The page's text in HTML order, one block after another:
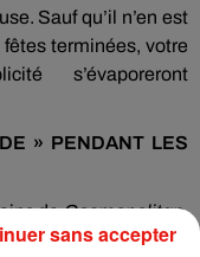
Sauf qu’il n’en est
fêtes terminées, votre
s’évaporeront
» PENDANT LES
deCosmopolitan,
fêtes de fin d’année
sans accepter